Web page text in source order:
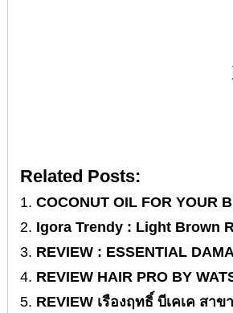
Related Posts:
COCONUT OIL FOR YOUR
Igora Trendy : Light Brown
REVIEW : ESSENTIAL
REVIEW HAIR PRO BY
REVIEW เรืองฤทธิ์ บีเคเค สา